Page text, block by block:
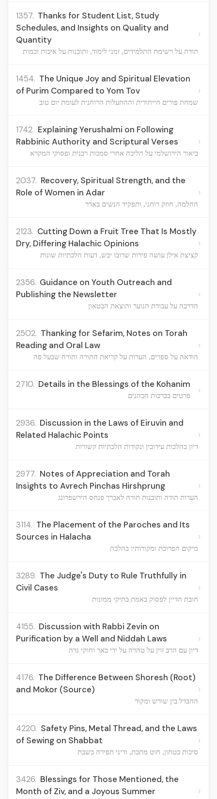
1357. Thanks for Student List, Study
Schedules, and Insights on Quality and
Quantity
תודה על רשימת התלמידים, זמני לימוד, ותובנות על איכות וכמות
›
1454. The Unique Joy and Spiritual Elevation
of Purim Compared to Yom Tov
שמחת פורים הייחודית וההתעלות הרוחנית לעומת יום טוב
›
1742. Explaining Yerushalmi on Following
Rabbinic Authority and Scriptural Verses
ביאור הירושלמי על הליכה אחרי סמכות רבנית ופסוקי המקרא
›
2037. Recovery, Spiritual Strength, and the
Role of Women in Adar
החלמה, חוזק רוחני, ותפקיד הנשים באדר
›
2123. Cutting Down a Fruit Tree That Is Mostly
Dry, Differing Halachic Opinions
קציצת אילן עושה פירות שרובו יבש, דעות הלכתיות שונות
›
2356. Guidance on Youth Outreach and
Publishing the Newsletter
הדרכה על עבודת הנוער והוצאת הבטאון
›
2502. Thanking for Sefarim, Notes on Torah
Reading and Oral Law
הודאה על ספרים, הערות על קריאת התורה ותורה שבעל פה
›
2710. Details in the Blessings of the Kohanim
פרטים בברכות הכהנים ›
2936. Discussion in the Laws of Eiruvin and
Related Halachic Points
דיון בהלכות עירובין ונקודות הלכתיות קשורות
›
2977. Notes of Appreciation and Torah
Insights to Avrech Pinchas Hirshprung
הערות תודה ותובנות תורה לאברך פנחס הירשפרונג
›
3114. The Placement of the Paroches and Its
Sources in Halacha
מיקום הפרוכת ומקורותיו בהלכה
›
3289. The Judge's Duty to Rule Truthfully in
Civil Cases
חובת הדיין לפסוק באמת בתיקי ממונות
›
4155. Discussion with Rabbi Zevin on
Purification by a Well and Niddah Laws
דיון עם הרב זוין על טהרה על ידי באר וחוקי נדה
›
4176. The Difference Between Shoresh (Root)
and Mokor (Source)
ההבדל בין שורש ומקור
›
4220. Safety Pins, Metal Thread, and the Laws
of Sewing on Shabbat
סיכות בטחון, חוט מתכת, ודיני תפירה בשבת
›
3426. Blessings for Those Mentioned, the
Month of Ziv, and a Joyous Summer
›